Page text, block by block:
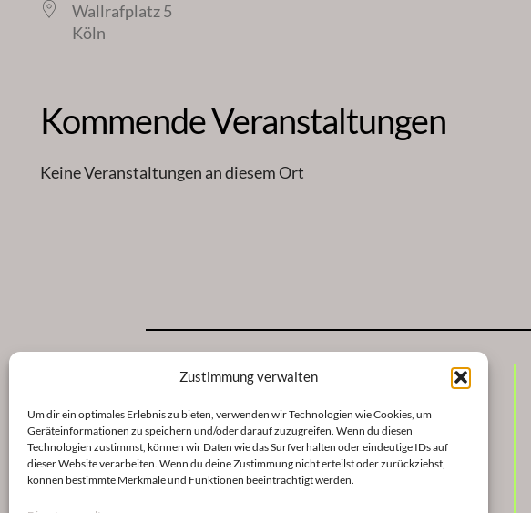
Zustimmung verwalten
Um dir ein optimales Erlebnis zu bieten, verwenden wir Technologien wie Cookies, um
Geräteinformationen zu speichern und/oder darauf zuzugreifen. Wenn du diesen
Technologien zustimmst, können wir Daten wie das Surfverhalten oder eindeutige IDs auf
dieser Website verarbeiten. Wenn du deine Zustimmung nicht erteilst oder zurückziehst,
können bestimmte Merkmale und Funktionen beeinträchtigt werden.
Wallrafplatz 5
Köln
Kommende Veranstaltungen
Keine Veranstaltungen an diesem Ort
Veröffentlicht 9. Januar 2023 in
von shinse